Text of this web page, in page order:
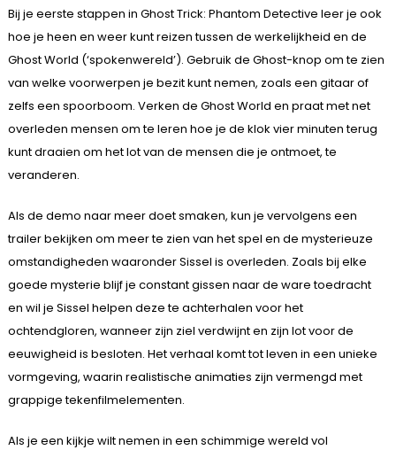
Bij je eerste stappen in Ghost Trick: Phantom Detective leer je ook
hoe je heen en weer kunt reizen tussen de werkelijkheid en de
Ghost World (‘spokenwereld’). Gebruik de Ghost-knop om te zien
van welke voorwerpen je bezit kunt nemen, zoals een gitaar of
zelfs een spoorboom. Verken de Ghost World en praat met net
overleden mensen om te leren hoe je de klok vier minuten terug
kunt draaien om het lot van de mensen die je ontmoet, te
veranderen.
Als de demo naar meer doet smaken, kun je vervolgens een
trailer bekijken om meer te zien van het spel en de mysterieuze
omstandigheden waaronder Sissel is overleden. Zoals bij elke
goede mysterie blijf je constant gissen naar de ware toedracht
en wil je Sissel helpen deze te achterhalen voor het
ochtendgloren, wanneer zijn ziel verdwijnt en zijn lot voor de
eeuwigheid is besloten. Het verhaal komt tot leven in een unieke
vormgeving, waarin realistische animaties zijn vermengd met
grappige tekenfilmelementen.
Als je een kijkje wilt nemen in een schimmige wereld vol